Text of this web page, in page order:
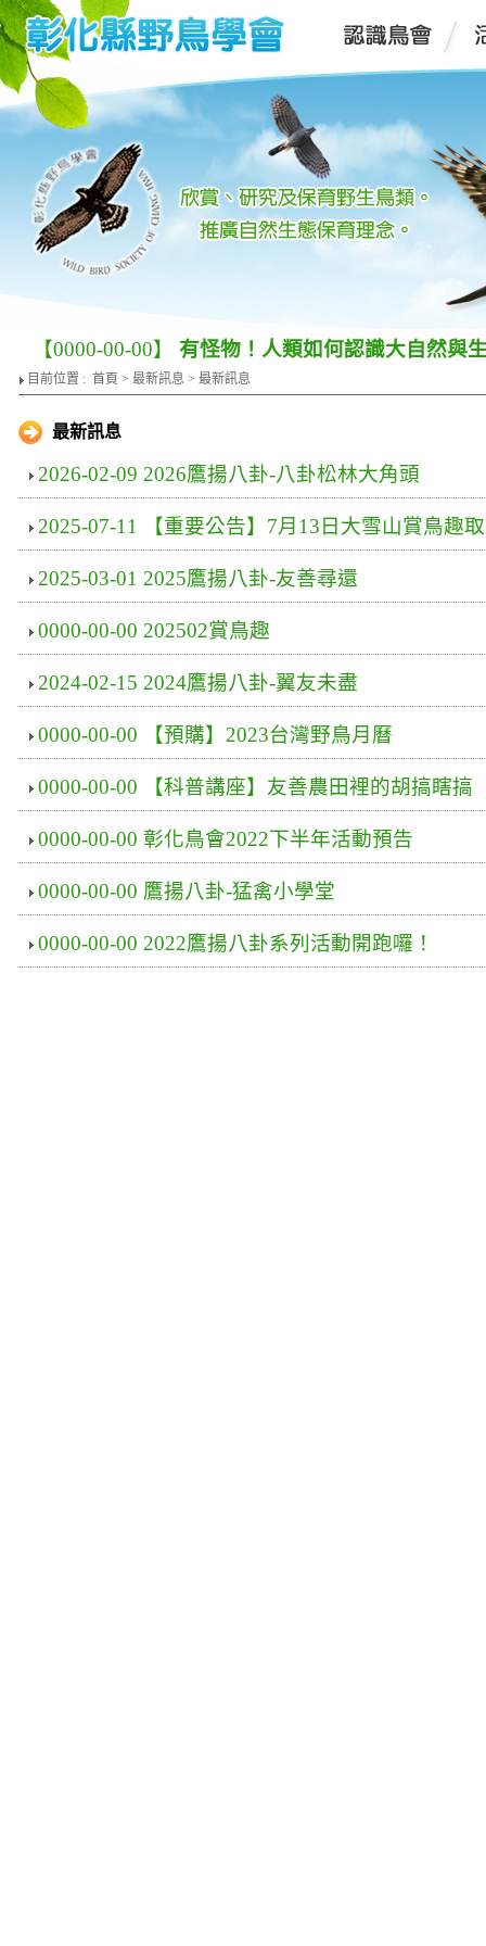
【0000-00-00】 有怪物！人類如何認識大自然與
目前位置 : 首頁 >最新訊息 > 最新訊息
最新訊息
2026-02-09 2026鷹揚八卦-八卦松林大角頭
2025-07-11 【重要公告】7月13日大雪山賞鳥趣
2025-03-01 2025鷹揚八卦-友善尋還
0000-00-00 202502賞鳥趣
2024-02-15 2024鷹揚八卦-翼友未盡
0000-00-00 【預購】2023台灣野鳥月曆
0000-00-00 【科普講座】友善農田裡的胡搞瞎搞
0000-00-00 彰化鳥會2022下半年活動預告
0000-00-00 鷹揚八卦-猛禽小學堂
0000-00-00 2022鷹揚八卦系列活動開跑囉！